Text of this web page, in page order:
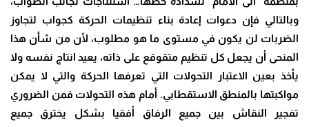
وبالتالي فإن دعوات إعادة بناء تنظيمات الحركة كجواب لتجاوز
الضربات لن يكون في مستوى ما هو مطلوب، لأن من شأن هذا
المنحى أن يجعل كل تنظيم متقوقع على ذاته، يعيد انتاج نفسه ولا
يأخذ بعين الاعتبار التحولات التي تعرفها الحركة والتي لا يمكن
مواكبتها بالمنطق الاستقطابي. أمام هذه التحولات فمن الضروري
تفجير النقاش بين جميع الرفاق أفقيا بشكل يخترق جميع